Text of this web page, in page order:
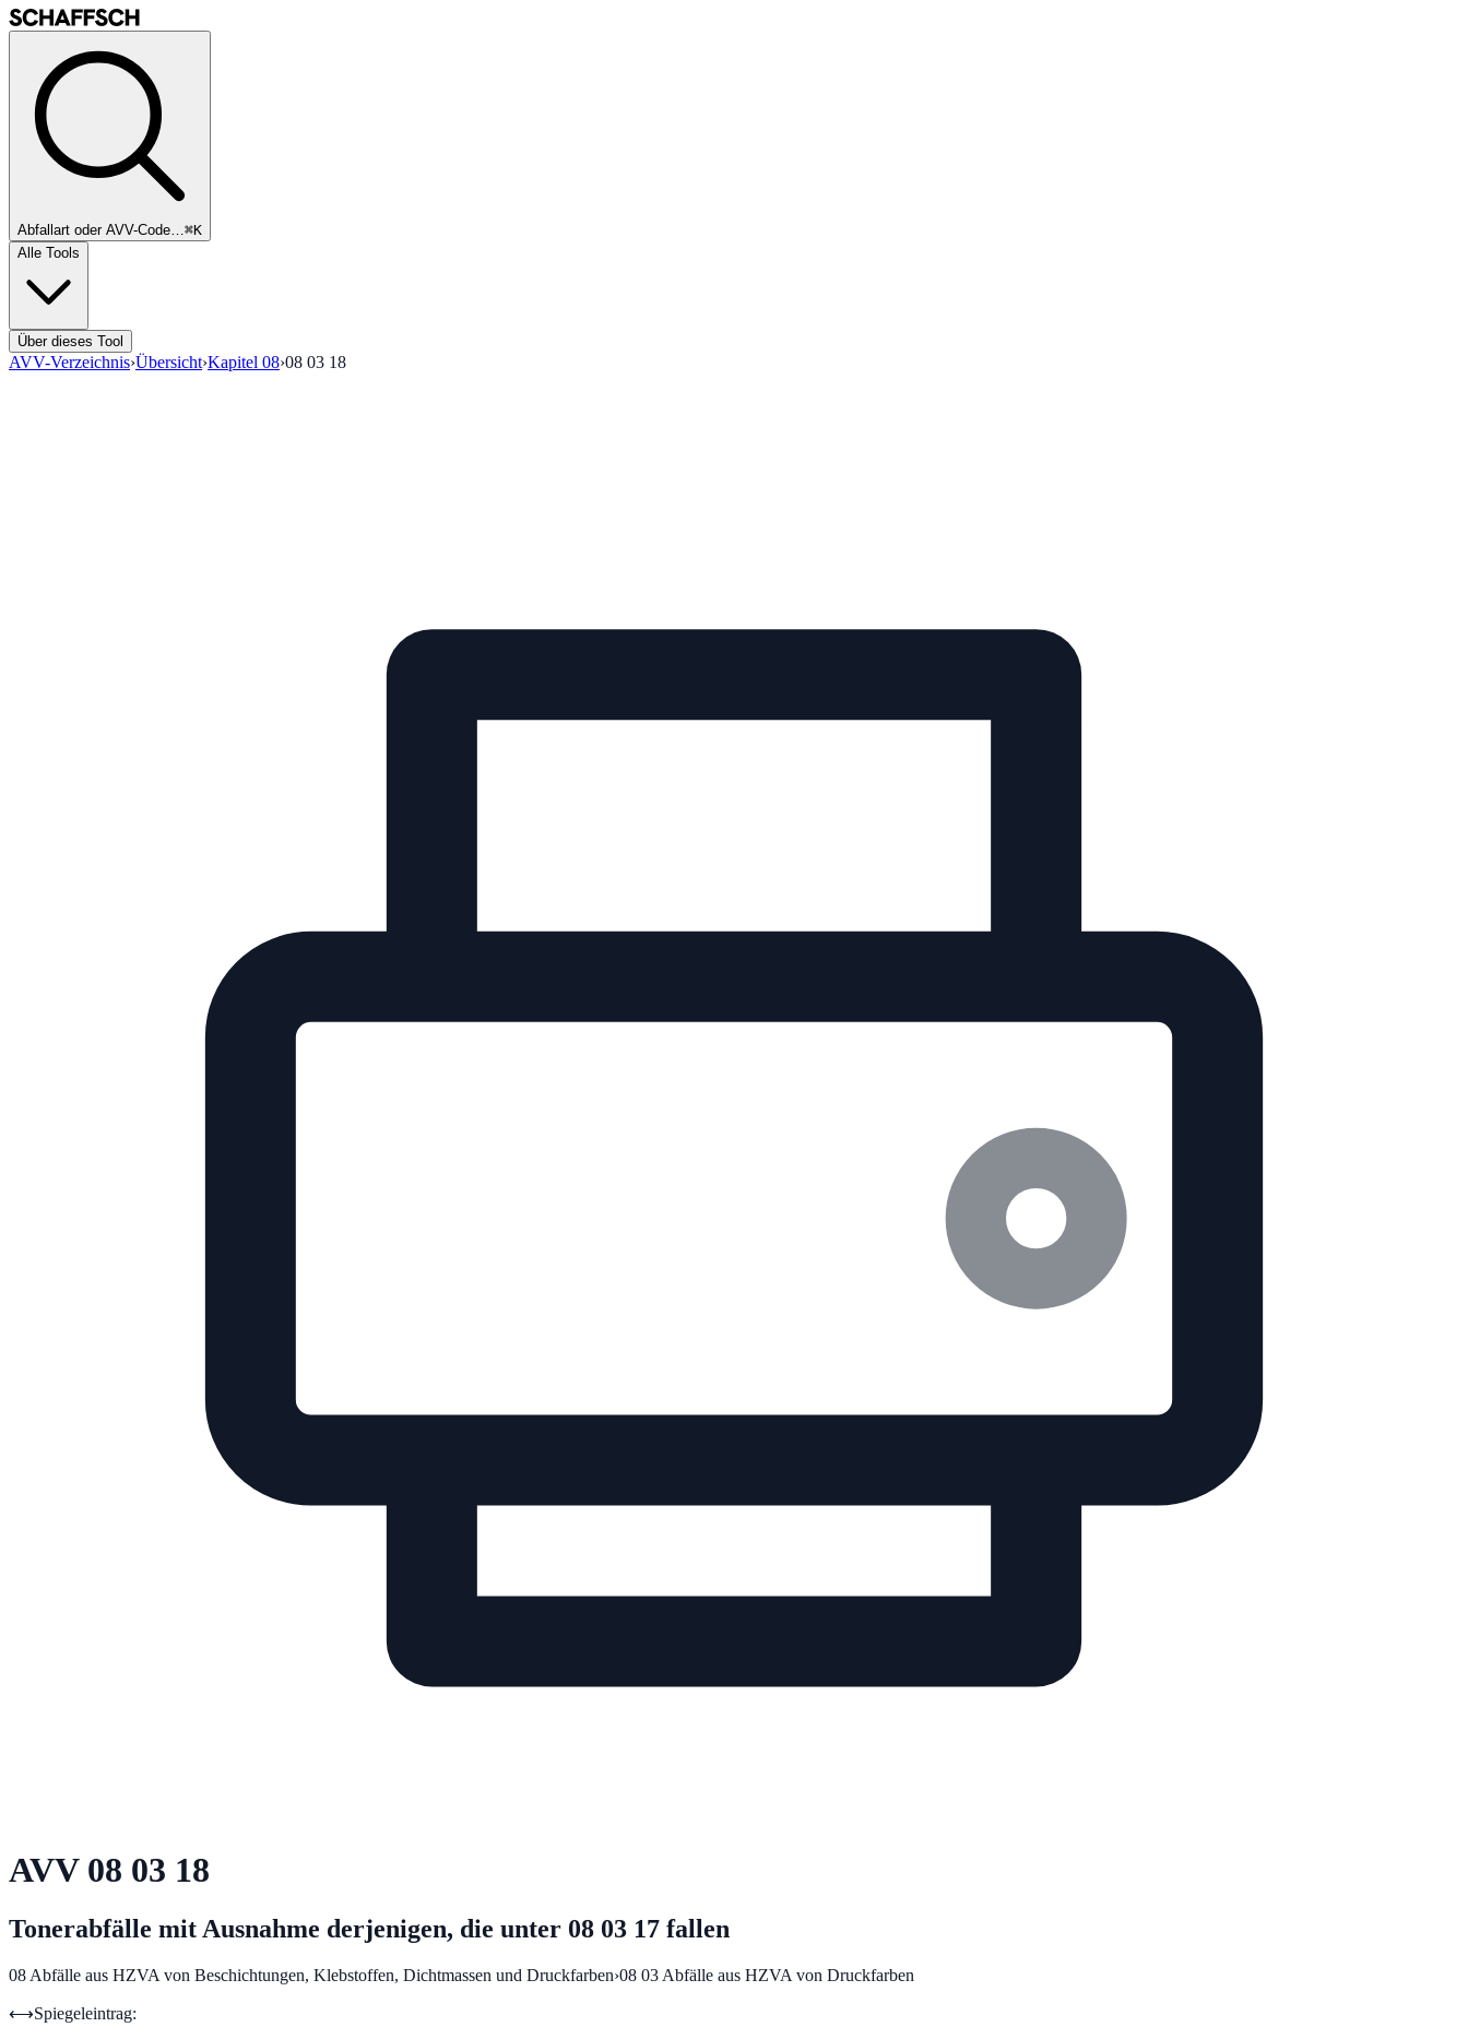
Abfallart oder AVV-Code…⌘K
Alle Tools
Über dieses Tool
AVV-Verzeichnis›Übersicht›Kapitel 08›08 03 18
AVV 08 03 18
Tonerabfälle mit Ausnahme derjenigen, die unter 08 03 17 fallen
08 Abfälle aus HZVA von Beschichtungen, Klebstoffen, Dichtmassen und Druckfarben›08 03 Abfälle aus HZVA von Druckfarben
⟷Spiegeleintrag: